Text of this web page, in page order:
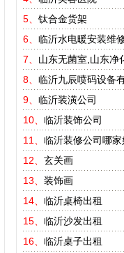
5、 钛合金货架
6、 临沂水电暖安装维
7、 山东无菌室,山东净
8、 临沂九辰喷码设备
9、 临沂装潢公司
10、 临沂装饰公司
11、 临沂装修公司哪家
12、 玄关画
13、 装饰画
14、 临沂桌椅出租
15、 临沂沙发出租
16、 临沂桌子出租